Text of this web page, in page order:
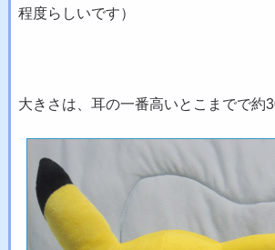
程度らしいです）
大きさは、耳の一番高いとこまでで約